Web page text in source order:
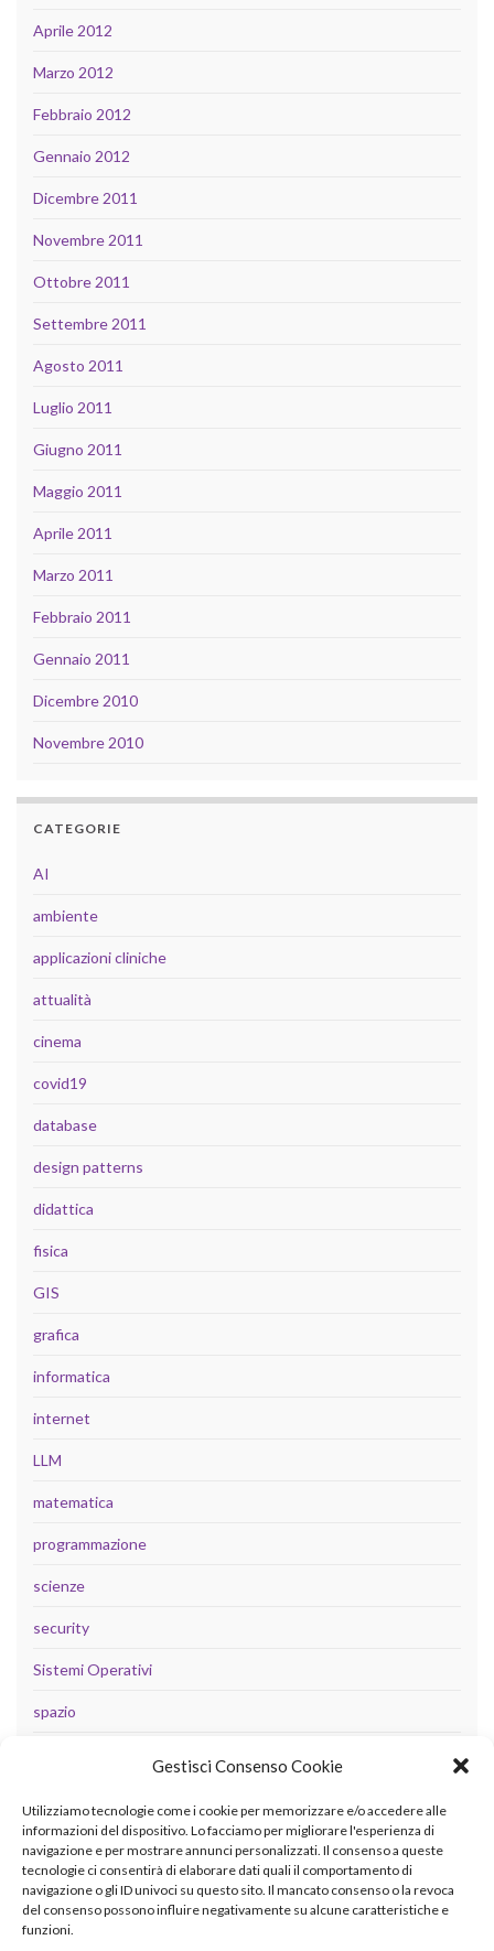
Gestisci Consenso Cookie
Utilizziamo tecnologie come i cookie per memorizzare e/o accedere alle
informazioni del dispositivo. Lo facciamo per migliorare l'esperienza di
navigazione e per mostrare annunci personalizzati. Il consenso a queste
tecnologie ci consentirà di elaborare dati quali il comportamento di
navigazione o gli ID univoci su questo sito. Il mancato consenso o la revoca
del consenso possono influire negativamente su alcune caratteristiche e
funzioni.
Aprile 2012
Marzo 2012
Febbraio 2012
Gennaio 2012
Dicembre 2011
Novembre 2011
Ottobre 2011
Settembre 2011
Agosto 2011
Luglio 2011
Giugno 2011
Maggio 2011
Aprile 2011
Marzo 2011
Febbraio 2011
Gennaio 2011
Dicembre 2010
Novembre 2010
CATEGORIE
AI
ambiente
applicazioni cliniche
attualità
cinema
covid19
database
design patterns
didattica
fisica
GIS
grafica
informatica
internet
LLM
matematica
programmazione
scienze
security
Sistemi Operativi
spazio
META
Accedi